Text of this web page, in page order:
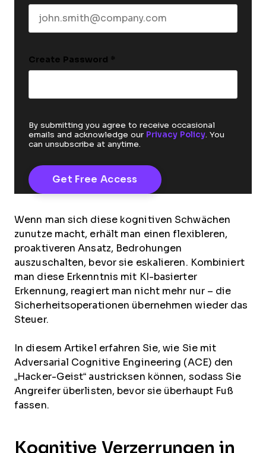
Create Password *
By submitting you agree to receive occasional
emails and acknowledge our Privacy Policy. You
can unsubscribe at anytime.
Wenn man sich diese kognitiven Schwächen
zunutze macht, erhält man einen flexibleren,
proaktiveren Ansatz, Bedrohungen
auszuschalten, bevor sie eskalieren. Kombiniert
man diese Erkenntnis mit KI-basierter
Erkennung, reagiert man nicht mehr nur – die
Sicherheitsoperationen übernehmen wieder das
Steuer.
In diesem Artikel erfahren Sie, wie Sie mit
Adversarial Cognitive Engineering (ACE) den
„Hacker-Geist“ austricksen können, sodass Sie
Angreifer überlisten, bevor sie überhaupt Fuß
fassen.
Kognitive Verzerrungen in